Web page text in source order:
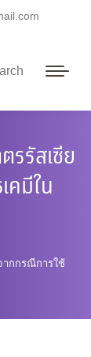
รรัสเซีย
คมีใน
ากกรณีการใช้